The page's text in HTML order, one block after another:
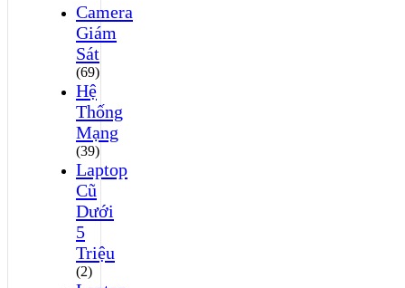
Camera
Giám
Sát
(69)
Hệ
Thống
Mạng
(39)
Laptop
Cũ
Dưới
5
Triệu
(2)